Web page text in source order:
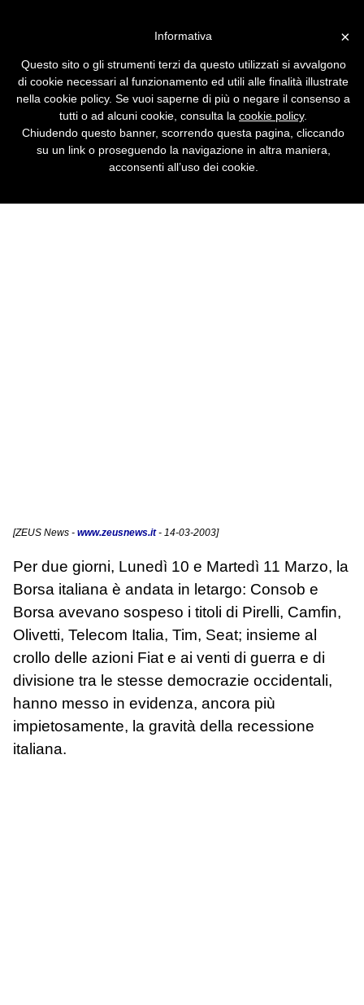
Italia
Più ombre che luci nella fusione Olivetti -
Telecom Italia.
[ZEUS News - www.zeusnews.it- 14-03-2003]
Per due giorni, Lunedì 10 e Martedì 11 Marzo, la
Borsa italiana è andata in letargo: Consob e
Borsa avevano sospeso i titoli di Pirelli, Camfin,
Olivetti, Telecom Italia, Tim, Seat; insieme al
crollo delle azioni Fiat e ai venti di guerra e di
divisione tra le stesse democrazie occidentali,
hanno messo in evidenza, ancora più
impietosamente, la gravità della recessione
italiana.
×
Informativa
Questo sito o gli strumenti terzi da questo utilizzati si avvalgono
di cookie necessari al funzionamento ed utili alle finalità illustrate
nella cookie policy. Se vuoi saperne di più o negare il consenso a
tutti o ad alcuni cookie, consulta la cookie policy.
Chiudendo questo banner, scorrendo questa pagina, cliccando
su un link o proseguendo la navigazione in altra maniera,
acconsenti all’uso dei cookie.